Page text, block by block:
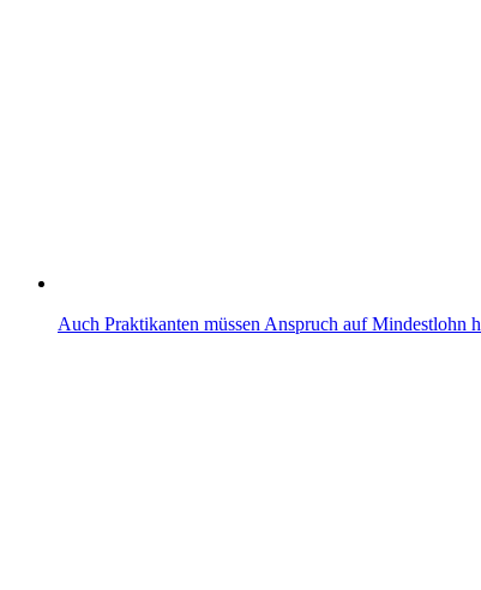
Auch Praktikanten müssen Anspruch auf Mindestlohn